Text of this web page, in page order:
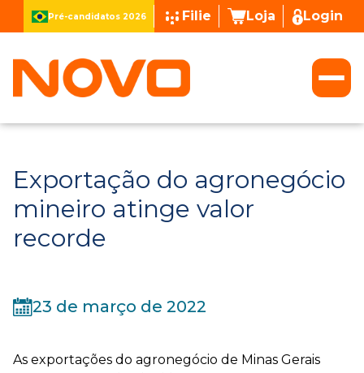
Pré-candidatos 2026 Filie Loja Login
Exportação do agronegócio
mineiro atinge valor
recorde
23 de março de 2022
As exportações do agronegócio de Minas Gerais